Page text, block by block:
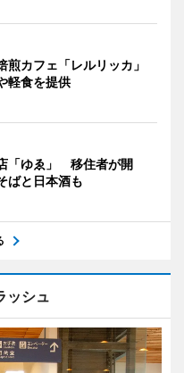
煎カフェ「レルリッカ」
軽食を提供
「ゆゑ」 移住者が開
ばと日本酒も
ッシュ